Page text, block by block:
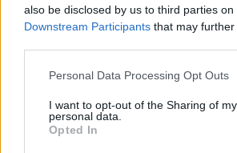
also be disclosed by us to third parties on
Downstream Participants that may
Personal Data Processing Opt Outs
I want to opt-out of the Sharing of my
personal data.
Opted In